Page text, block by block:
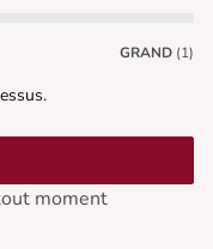
GRAND (1)
moment